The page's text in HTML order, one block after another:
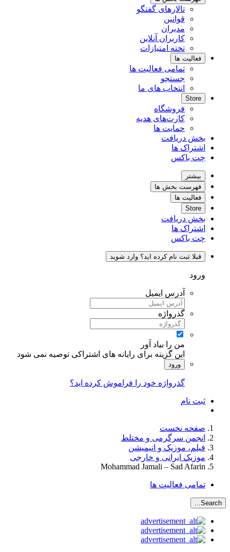
تالارهای گفتگو
قوانین
مدیران
کاربران آنلاین
تخته امتیازات
فعالیت ها
تمامی فعالیت ها
جستجو
انتخاب های ما
Store
فروشگاه
کارت‌های هدیه
حمایت ها
بخش دریافت
اشتراک ها
چت باکس
بیشتر
فهرست بخش ها
فعالیت ها
Store
بخش دریافت
اشتراک ها
چت باکس
قبلا ثبت نام کرده اید؟ وارد شوید
ورود
آدرس ایمیل
گذرواژه
من را بیاد آور
این گزینه برای رایانه های اشتراکی توصیه نمی شود
ورود
گذرواژه خود را فراموش کرده اید؟
ثبت نام
صفحه نخست
انجمن سرگرمی و مختلط
فیلم، موزیک و انیمیشن
موزیک ایرانی و خارجی
Mohammad Jamali – Sad Afarin
تمامی فعالیت ها
Search...